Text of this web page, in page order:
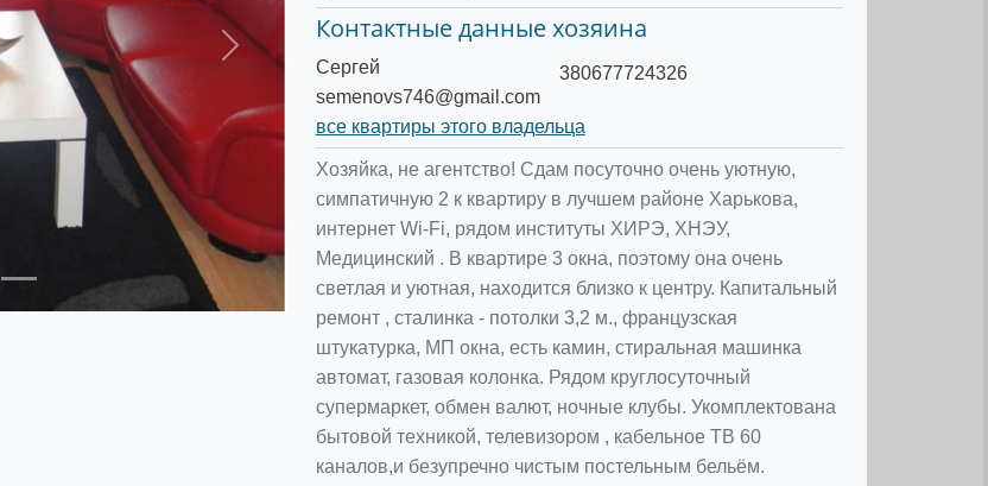
Следующее
Контактные данные хозяина
Сергей
semenovs746@gmail.com
380677724326
все квартиры этого владельца
Хозяйка, не агентство! Сдам посуточно очень уютную,
симпатичную 2 к квартиру в лучшем районе Харькова,
интернет Wi-Fi, рядом институты ХИРЭ, ХНЭУ,
Медицинский . В квартире 3 окна, поэтому она очень
светлая и уютная, находится близко к центру. Капитальный
ремонт , сталинка - потолки 3,2 м., французская
штукатурка, МП окна, есть камин, стиральная машинка
автомат, газовая колонка. Рядом круглосуточный
супермаркет, обмен валют, ночные клубы. Укомплектована
бытовой техникой, телевизором , кабельное ТВ 60
каналов,и безупречно чистым постельным бельём.